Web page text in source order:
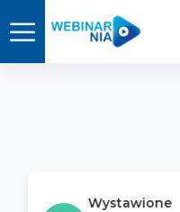
Wystawione